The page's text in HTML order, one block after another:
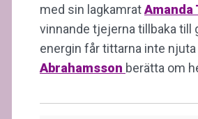
med sin lagkamratAmanda
vinnande tjejerna tillbaka till
energin får tittarna inte
Abrahamsson berätta om